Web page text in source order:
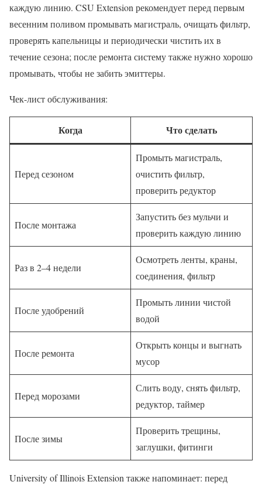
каждую линию. CSU Extension рекомендует перед первым
весенним поливом промывать магистраль, очищать фильтр,
проверять капельницы и периодически чистить их в
течение сезона; после ремонта систему также нужно хорошо
промывать, чтобы не забить эмиттеры.
Чек-лист обслуживания:
Когда Что сделать
Перед сезоном
Промыть магистраль,
очистить фильтр,
проверить редуктор
После монтажа
Запустить без мульчи и
проверить каждую линию
Раз в 2–4 недели
Осмотреть ленты, краны,
соединения, фильтр
После удобрений
Промыть линии чистой
водой
После ремонта
Открыть концы и выгнать
мусор
Перед морозами
Слить воду, снять фильтр,
редуктор, таймер
После зимы
Проверить трещины,
заглушки, фитинги
University of Illinois Extension также напоминает: перед